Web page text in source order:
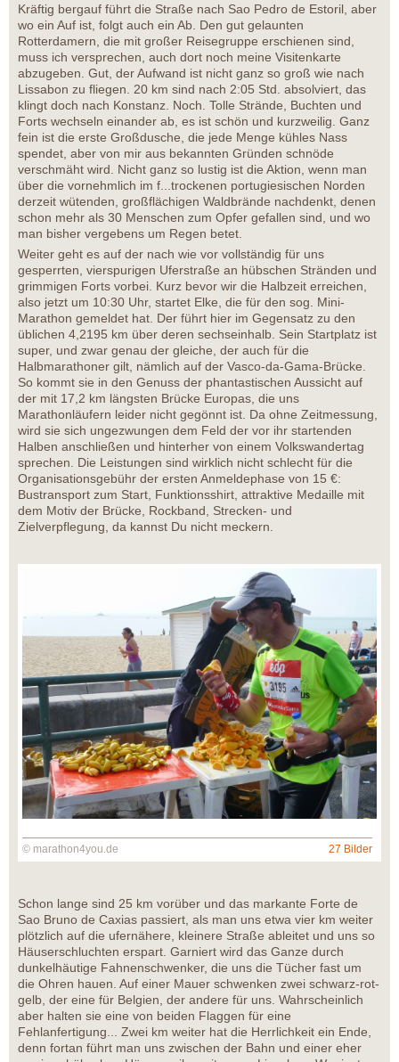
Kräftig bergauf führt die Straße nach Sao Pedro de Estoril, aber
wo ein Auf ist, folgt auch ein Ab. Den gut gelaunten
Rotterdamern, die mit großer Reisegruppe erschienen sind,
muss ich versprechen, auch dort noch meine Visitenkarte
abzugeben. Gut, der Aufwand ist nicht ganz so groß wie nach
Lissabon zu fliegen. 20 km sind nach 2:05 Std. absolviert, das
klingt doch nach Konstanz. Noch. Tolle Strände, Buchten und
Forts wechseln einander ab, es ist schön und kurzweilig. Ganz
fein ist die erste Großdusche, die jede Menge kühles Nass
spendet, aber von mir aus bekannten Gründen schnöde
verschmäht wird. Nicht ganz so lustig ist die Aktion, wenn man
über die vornehmlich im f...trockenen portugiesischen Norden
derzeit wütenden, großflächigen Waldbrände nachdenkt, denen
schon mehr als 30 Menschen zum Opfer gefallen sind, und wo
man bisher vergebens um Regen betet.
Weiter geht es auf der nach wie vor vollständig für uns
gesperrten, vierspurigen Uferstraße an hübschen Stränden und
grimmigen Forts vorbei. Kurz bevor wir die Halbzeit erreichen,
also jetzt um 10:30 Uhr, startet Elke, die für den sog. Mini-
Marathon gemeldet hat. Der führt hier im Gegensatz zu den
üblichen 4,2195 km über deren sechseinhalb. Sein Startplatz ist
super, und zwar genau der gleiche, der auch für die
Halbmarathoner gilt, nämlich auf der Vasco-da-Gama-Brücke.
So kommt sie in den Genuss der phantastischen Aussicht auf
der mit 17,2 km längsten Brücke Europas, die uns
Marathonläufern leider nicht gegönnt ist. Da ohne Zeitmessung,
wird sie sich ungezwungen dem Feld der vor ihr startenden
Halben anschließen und hinterher von einem Volkswandertag
sprechen. Die Leistungen sind wirklich nicht schlecht für die
Organisationsgebühr der ersten Anmeldephase von 15 €:
Bustransport zum Start, Funktionsshirt, attraktive Medaille mit
dem Motiv der Brücke, Rockband, Strecken- und
Zielverpflegung, da kannst Du nicht meckern.
© marathon4you.de 27 Bilder
Schon lange sind 25 km vorüber und das markante Forte de
Sao Bruno de Caxias passiert, als man uns etwa vier km weiter
plötzlich auf die ufernähere, kleinere Straße ableitet und uns so
Häuserschluchten erspart. Garniert wird das Ganze durch
dunkelhäutige Fahnenschwenker, die uns die Tücher fast um
die Ohren hauen. Auf einer Mauer schwenken zwei schwarz-rot-
gelb, der eine für Belgien, der andere für uns. Wahrscheinlich
aber halten sie eine von beiden Flaggen für eine
Fehlanfertigung... Zwei km weiter hat die Herrlichkeit ein Ende,
denn fortan führt man uns zwischen der Bahn und einer eher